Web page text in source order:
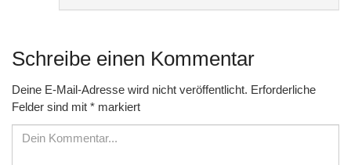
Schreibe einen Kommentar
Deine E-Mail-Adresse wird nicht veröffentlicht. Erforderliche
Felder sind mit * markiert